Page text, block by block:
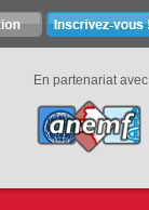
En partenariat avec